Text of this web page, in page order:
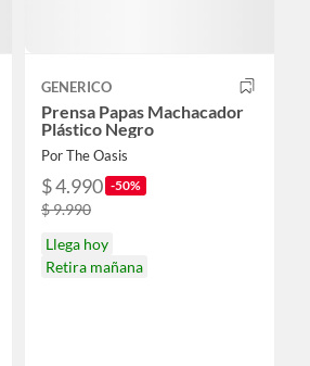
GENERICO
Prensa Papas Machacador
Plástico Negro
Por The Oasis
$ 4.990 -50%
$ 9.990
Llega hoy
Retira mañana